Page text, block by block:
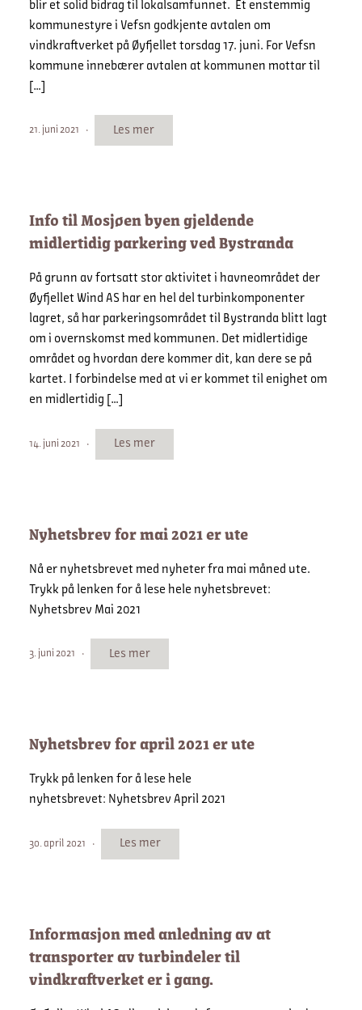
blir et solid bidrag til lokalsamfunnet. Et enstemmig
kommunestyre i Vefsn godkjente avtalen om
vindkraftverket på Øyfjellet torsdag 17. juni. For Vefsn
kommune innebærer avtalen at kommunen mottar til
[…]
21. juni 2021 Les mer
Info til Mosjøen byen gjeldende
midlertidig parkering ved Bystranda
På grunn av fortsatt stor aktivitet i havneområdet der
Øyfjellet Wind AS har en hel del turbinkomponenter
lagret, så har parkeringsområdet til Bystranda blitt lagt
om i overnskomst med kommunen. Det midlertidige
området og hvordan dere kommer dit, kan dere se på
kartet. I forbindelse med at vi er kommet til enighet om
en midlertidig […]
14. juni 2021 Les mer
Nyhetsbrev for mai 2021 er ute
Nå er nyhetsbrevet med nyheter fra mai måned ute.
Trykk på lenken for å lese hele nyhetsbrevet:
Nyhetsbrev Mai 2021
3. juni 2021 Les mer
Nyhetsbrev for april 2021 er ute
Trykk på lenken for å lese hele
nyhetsbrevet: Nyhetsbrev April 2021
30. april 2021 Les mer
Informasjon med anledning av at
transporter av turbindeler til
vindkraftverket er i gang.